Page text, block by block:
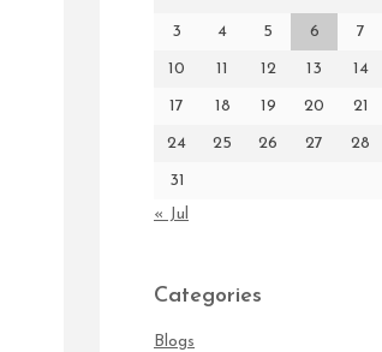
3 4 5 6 7
10 11 12 13 14
17 18 19 20 21
24 25 26 27 28
31
« Jul
Categories
Blogs